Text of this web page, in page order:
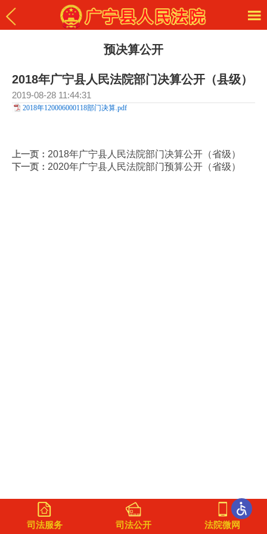
预决算公开
2018年广宁县人民法院部门决算公开（县级）
2019-08-28 11:44:31
2018年120006000118部门决算.pdf
上一页： 2018年广宁县人民法院部门决算公开（省级）
下一页： 2020年广宁县人民法院部门预算公开（省级）
司法服务 司法公开 法院微网